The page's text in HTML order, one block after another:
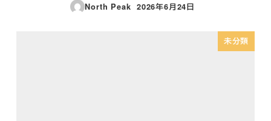
North Peak
投稿日
2026年6月24日
未分類